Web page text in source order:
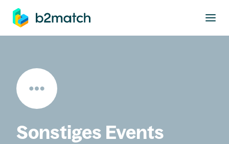
springen
Sonstiges Events